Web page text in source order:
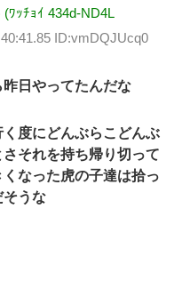
ﾜｯﾁｮｲ 434d-ND4L
ID:vmDQJUcq0
日やってたんだな
度にどんぶらこどんぶ
それを持ち帰り切って
なった虎の子達は拾っ
そうな